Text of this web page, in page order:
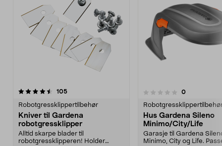
105anmeldelser
Robotgressklippertilbehør
Kniver til Gardena
robotgressklipper
Alltid skarpe blader til
robotgressklipperen! Holder
0.0 av 5 stjerner 0anmeldelser
Hus Gardena Sileno
Minimo/City/Life
Garasje til Gardena
Minimo, City og Life.
4.5av 5 stjerner